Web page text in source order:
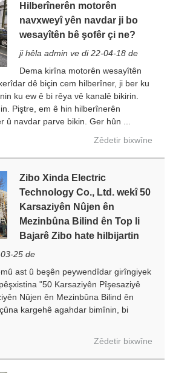
Hilberînerên motorên
navxweyî yên navdar ji bo
wesayîtên bê şofêr çi ne?
ji hêla admin ve di 22-04-18 de
Dema kirîna motorên wesayîtên
dê biçin cem hilberîner, ji ber ku
ku ew ê bi rêya vê kanalê bikirin.
Piştre, em ê hin hilberînerên
û navdar parve bikin. Ger hûn ...
Zêdetir bixwîne
Zibo Xinda Electric
Technology Co., Ltd. wekî 50
Karsaziyên Nûjen ên
Mezinbûna Bilind ên Top li
Bajarê Zibo hate hilbijartin
25 de
ast û beşên peywendîdar girîngiyek
"50 Karsaziyên Pîşesaziyê
Nûjen ên Mezinbûna Bilind ên
kargehê agahdar bimînin, bi
Zêdetir bixwîne